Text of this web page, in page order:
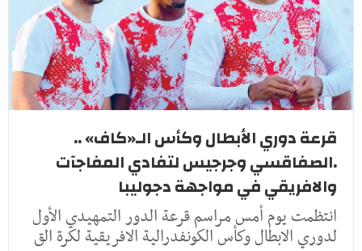
قرعة دوري الأبطال وكأس الـ«كاف» ..
.الصفاقسي وجرجيس لتفادي المفاجآت
والافريقي في مواجهة دجوليبا
انتظمت يوم أمس مراسم قرعة الدور التمهيدي الأول
لدوري الابطال وكأس الكونفدرالية الافريقية لكرة الق